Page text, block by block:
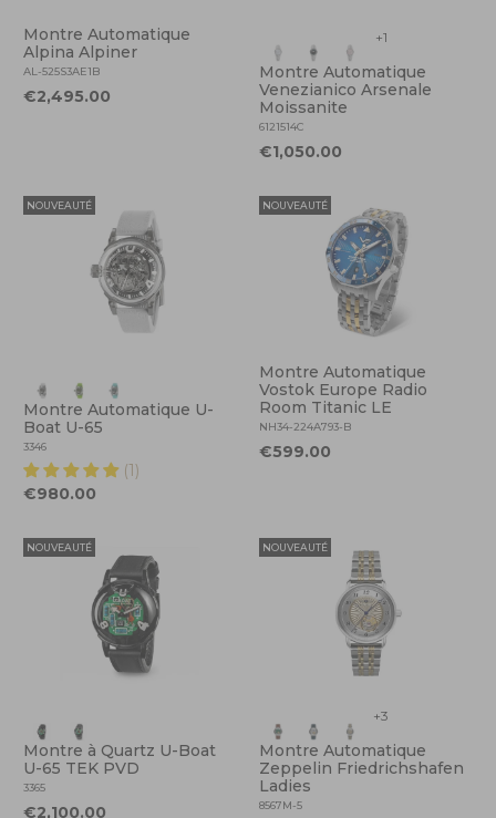
Montre Automatique
Alpina Alpiner
AL-525S3AE1B
€2,495.00
+1
Montre Automatique
Venezianico Arsenale
Moissanite
6121514C
€1,050.00
NOUVEAUTÉ
Montre Automatique U-
Boat U-65
3346
(1)
€980.00
NOUVEAUTÉ
Montre Automatique
Vostok Europe Radio
Room Titanic LE
NH34-224A793-B
€599.00
NOUVEAUTÉ
Montre à Quartz U-Boat
U-65 TEK PVD
3365
€2,100.00
NOUVEAUTÉ
+3
Montre Automatique
Zeppelin Friedrichshafen
Ladies
8567M-5